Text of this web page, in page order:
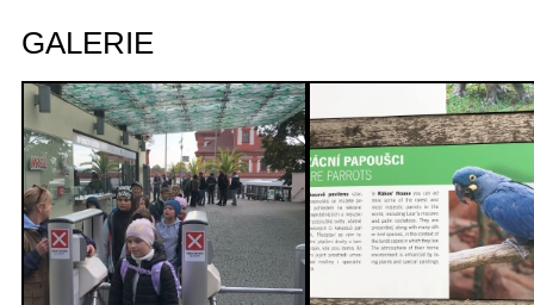
GALERIE